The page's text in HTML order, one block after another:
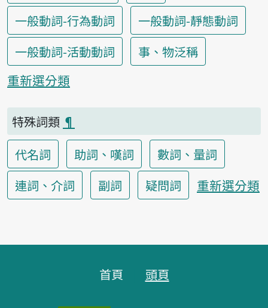
一般動詞-行為動詞
一般動詞-靜態動詞
一般動詞-活動動詞
事、物泛稱
重新選分類
特殊詞類 ¶
代名詞
助詞、嘆詞
數詞、量詞
連詞、介詞
副詞 疑問詞 重新選分類
首頁 頭頁